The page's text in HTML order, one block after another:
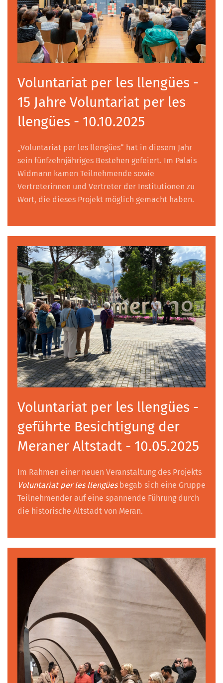
Voluntariat per les llengües -
15 Jahre Voluntariat per les
llengües - 10.10.2025
„Voluntariat per les llengües“ hat in diesem Jahr
sein fünfzehnjähriges Bestehen gefeiert. Im Palais
Widmann kamen Teilnehmende sowie
Vertreterinnen und Vertreter der Institutionen zu
Wort, die dieses Projekt möglich gemacht haben.
Voluntariat per les llengües -
geführte Besichtigung der
Meraner Altstadt - 10.05.2025
Im Rahmen einer neuen Veranstaltung des Projekts
Voluntariat per les llengüesbegab sich eine Gruppe
Teilnehmender auf eine spannende Führung durch
die historische Altstadt von Meran.